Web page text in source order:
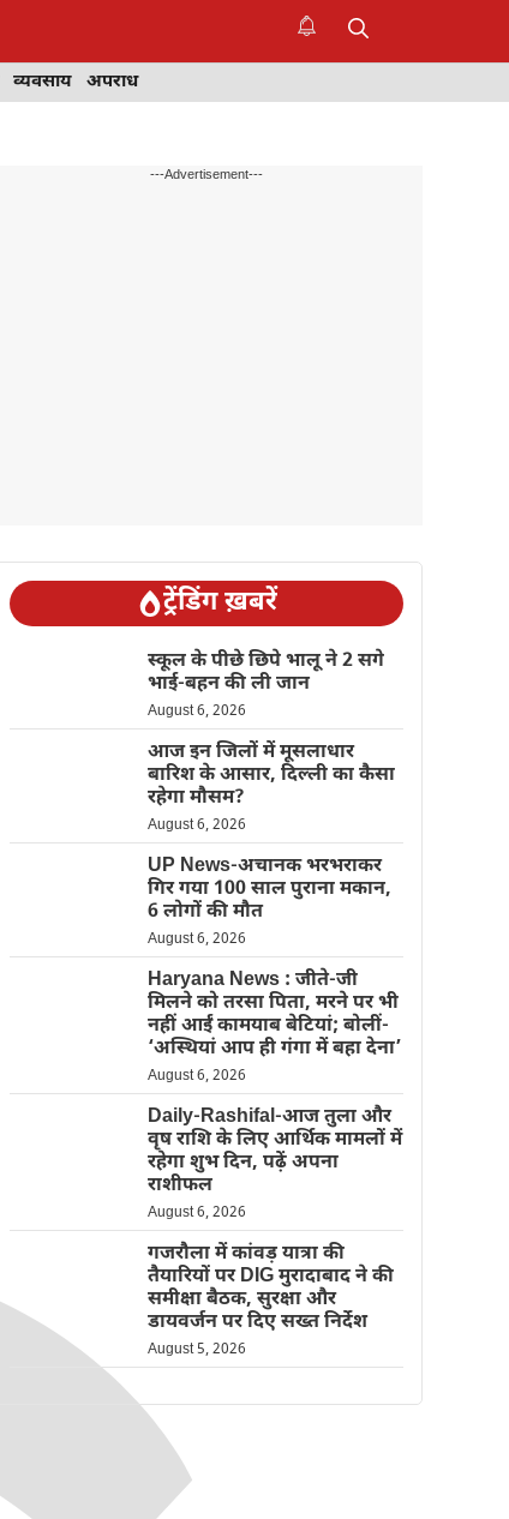
व्यवसाय अपराध
---Advertisement---
ट्रेंडिंग ख़बरें
स्कूल के पीछे छिपे भालू ने 2 सगे
भाई-बहन की ली जान
August 6, 2026
आज इन जिलों में मूसलाधार
बारिश के आसार, दिल्ली का कैसा
रहेगा मौसम?
August 6, 2026
UP News-अचानक भरभराकर
गिर गया 100 साल पुराना मकान,
6 लोगों की मौत
August 6, 2026
Haryana News : जीते-जी
मिलने को तरसा पिता, मरने पर भी
नहीं आईं कामयाब बेटियां; बोलीं-
‘अस्थियां आप ही गंगा में बहा देना’
August 6, 2026
Daily-Rashifal-आज तुला और
वृष राशि के लिए आर्थिक मामलों में
रहेगा शुभ दिन, पढ़ें अपना
राशीफल
August 6, 2026
गजरौला में कांवड़ यात्रा की
तैयारियों पर DIG मुरादाबाद ने की
समीक्षा बैठक, सुरक्षा और
डायवर्जन पर दिए सख्त निर्देश
August 5, 2026